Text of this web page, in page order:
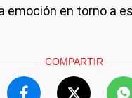
emoción en torno a
COMPARTIR